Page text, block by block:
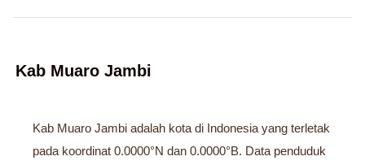
Kab Muaro Jambi
Kab Muaro Jambi adalah kota di Indonesia yang terletak
pada koordinat 0.0000°N dan 0.0000°B. Data penduduk